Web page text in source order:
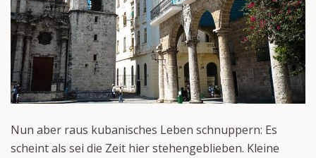
Nun aber raus kubanisches Leben schnuppern: Es
scheint als sei die Zeit hier stehengeblieben. Kleine